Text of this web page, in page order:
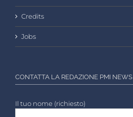
Credits
Jobs
CONTATTA LA REDAZIONE PMI NEWS
Il tuo nome (richiesto)